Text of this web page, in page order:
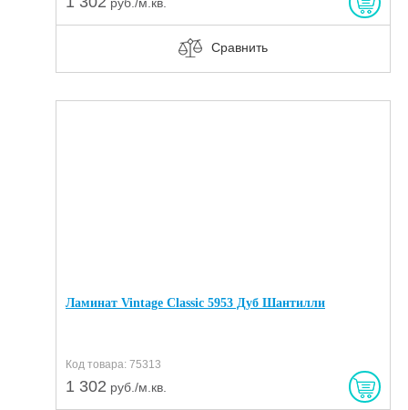
Сравнить
Ламинат Vintage Classic 5953 Дуб Шантилли
Код товара: 75313
1 302 руб./м.кв.